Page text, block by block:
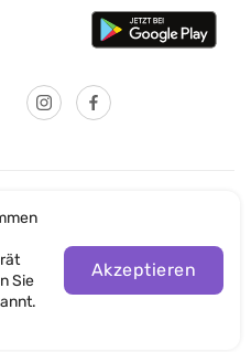
LTD
der Website
Sie
Akzeptieren